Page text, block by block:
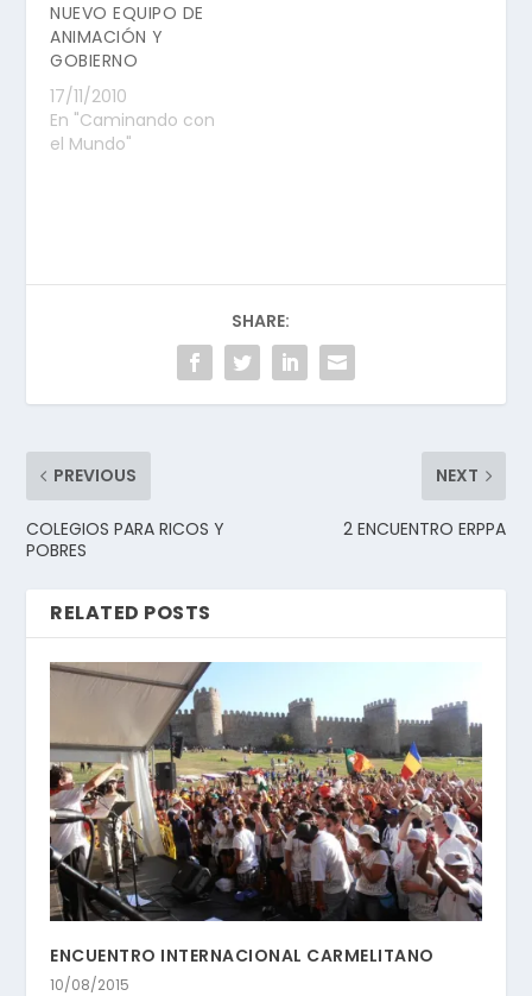
NUEVO EQUIPO DE
ANIMACIÓN Y
GOBIERNO
17/11/2010
En "Caminando con
el Mundo"
SHARE:
PREVIOUS
COLEGIOS PARA RICOS Y
POBRES
NEXT
2 ENCUENTRO ERPPA
RELATED POSTS
ENCUENTRO INTERNACIONAL CARMELITANO
10/08/2015